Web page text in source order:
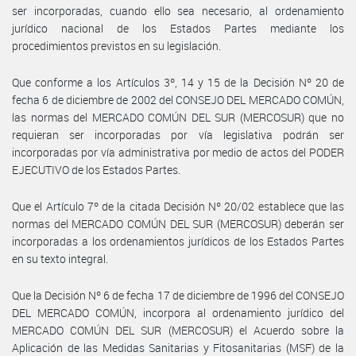
ser incorporadas, cuando ello sea necesario, al ordenamiento
jurídico nacional de los Estados Partes mediante los
procedimientos previstos en su legislación.
Que conforme a los Artículos 3º, 14 y 15 de la Decisión Nº 20 de
fecha 6 de diciembre de 2002 del CONSEJO DEL MERCADO COMÚN,
las normas del MERCADO COMÚN DEL SUR (MERCOSUR) que no
requieran ser incorporadas por vía legislativa podrán ser
incorporadas por vía administrativa por medio de actos del PODER
EJECUTIVO de los Estados Partes.
Que el Artículo 7º de la citada Decisión Nº 20/02 establece que las
normas del MERCADO COMÚN DEL SUR (MERCOSUR) deberán ser
incorporadas a los ordenamientos jurídicos de los Estados Partes
en su texto integral.
Que la Decisión Nº 6 de fecha 17 de diciembre de 1996 del CONSEJO
DEL MERCADO COMÚN, incorpora al ordenamiento jurídico del
MERCADO COMÚN DEL SUR (MERCOSUR) el Acuerdo sobre la
Aplicación de las Medidas Sanitarias y Fitosanitarias (MSF) de la